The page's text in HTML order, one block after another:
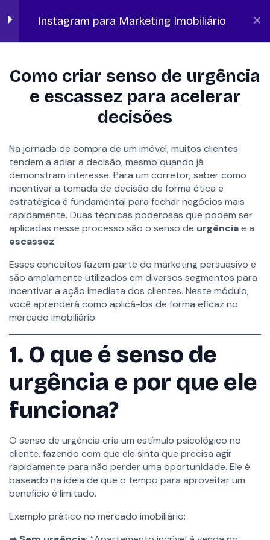
Instagram para Marketing Imobiliário
10 minutos
o que fazer e o que evitar
10 minutos
Descrições persuasivas:
como criar legendas que
10 minutos
Como criar senso de urgência
e escassez para acelerar
decisões
10 minutos
Estratégias para captar leads
15 minutos
Avaliação
10 minutos
5 Perguntas
Seção 5: Frequência de
Postagens e
Planejamento de
Conteúdo
para Crescimento e
Engajamento
Seção 7: Uso Inteligente
de Hashtags e
Geolocalização
Como criar senso de urgência
e escassez para acelerar
decisões
Na jornada de compra de um imóvel, muitos clientes
tendem a adiar a decisão, mesmo quando já
demonstram interesse. Para um corretor, saber como
incentivar a tomada de decisão de forma ética e
estratégica é fundamental para fechar negócios mais
rapidamente. Duas técnicas poderosas que podem ser
aplicadas nesse processo são o senso de urgênciae a
escassez.
Esses conceitos fazem parte do marketing persuasivo e
são amplamente utilizados em diversos segmentos para
incentivar a ação imediata dos clientes. Neste módulo,
você aprenderá como aplicá-los de forma eficaz no
mercado imobiliário.
1. O que é senso de
urgência e por que ele
funciona?
O senso de urgência cria um estímulo psicológico no
cliente, fazendo com que ele sinta que precisa agir
rapidamente para não perder uma oportunidade. Ele é
baseado na ideia de que o tempo para aproveitar um
benefício é limitado.
Exemplo prático no mercado imobiliário:
FALAR COM ESPECIALISTA
Lano Sites
Lano CRM Imobiliário
Lano Marketing Digital
Lano Atende
SOBRE
A Lano
Política de privacidade
Termos de uso
Lano Academy
Ferramentas Gratuitas
Carreiras
Parcerias
CONTATO
Agendar Demonstração